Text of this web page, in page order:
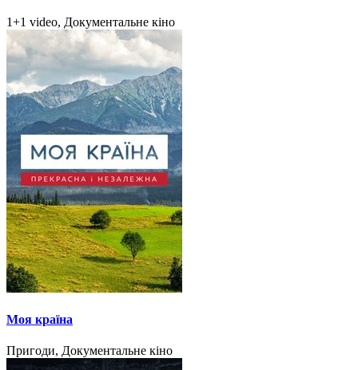
1+1 video, Документальне кіно
Моя країна
Пригоди, Документальне кіно